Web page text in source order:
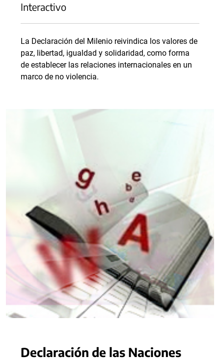
Interactivo
La Declaración del Milenio reivindica los valores de
paz, libertad, igualdad y solidaridad, como forma
de establecer las relaciones internacionales en un
marco de no violencia.
Declaración de las Naciones